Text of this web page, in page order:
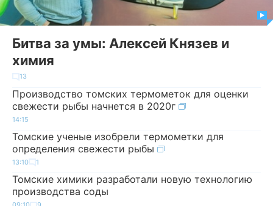
Битва за умы: Алексей Князев и
химия
13
Производство томских термометок для оценки
свежести рыбы начнется в 2020г
14:15
Томские ученые изобрели термометки для
определения свежести рыбы
13:10 1
Томские химики разработали новую технологию
производства соды